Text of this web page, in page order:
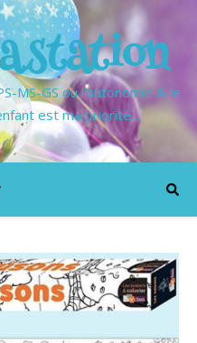
MS-GS où l'autonomie & le
est ma priorité…